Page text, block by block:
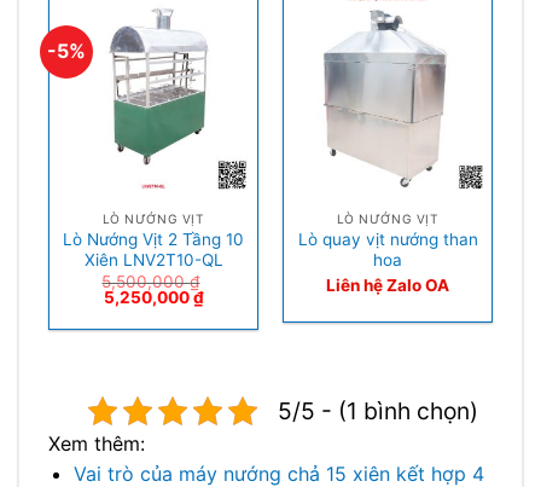
-5%
LÒ NƯỚNG VỊT
Lò Nướng Vịt 2 Tầng 10
Xiên LNV2T10-QL
5,500,000₫
5,250,000₫
LÒ NƯỚNG VỊT
Lò quay vịt nướng than
hoa
Liên hệ Zalo OA
5/5 - (1 bình chọn)
Xem thêm:
Vai trò của máy nướng chả 15 xiên kết hợp 4